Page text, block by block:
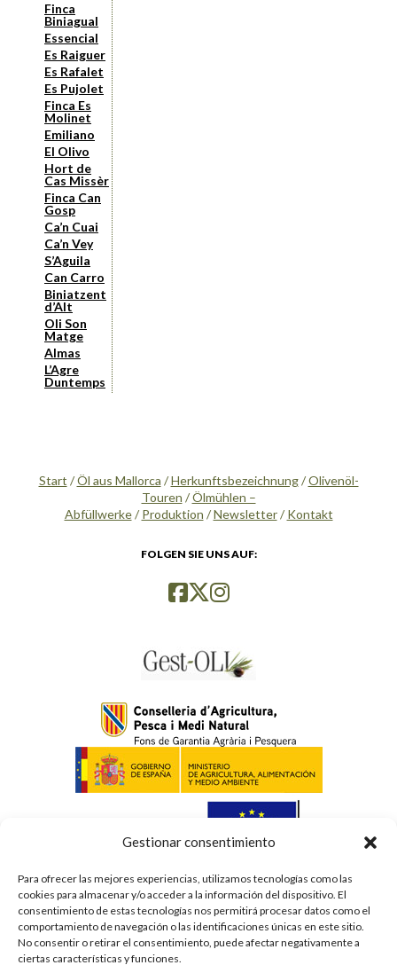
Gestionar consentimiento
Para ofrecer las mejores experiencias, utilizamos tecnologías como las
cookies para almacenar y/o acceder a la información del dispositivo. El
consentimiento de estas tecnologías nos permitirá procesar datos como el
comportamiento de navegación o las identificaciones únicas en este sitio.
No consentir o retirar el consentimiento, puede afectar negativamente a
ciertas características y funciones.
Finca
Biniagual
Essencial
Es Raiguer
Es Rafalet
Es Pujolet
Finca Es
Molinet
Emiliano
El Olivo
Hort de
Cas Missèr
Finca Can
Gosp
Ca’n Cuai
Ca’n Vey
S’Aguila
Can Carro
Biniatzent
d’Alt
Oli Son
Matge
Almas
L’Agre
Duntemps
Start /Öl aus Mallorca /Herkunftsbezeichnung/Olivenöl-
Touren /Ölmühlen –
Abfüllwerke/ Produktion /Newsletter/ Kontakt
FOLGEN SIE UNS AUF:
Política de privacidad
Avís legal
Cookies